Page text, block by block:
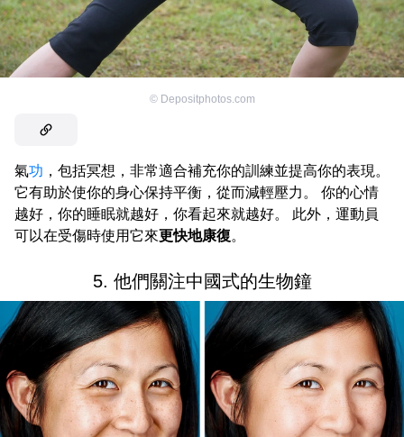
© Depositphotos.com
氣功 ，包括冥想，非常適合補充你的訓練並提高你的表現。
它有助於使你的身心保持平衡，從而減輕壓力。 你的心情
越好，你的睡眠就越好，你看起來就越好。 此外，運動員
可以在受傷時使用它來更快地康復。
5. 他們關注中國式的生物鐘